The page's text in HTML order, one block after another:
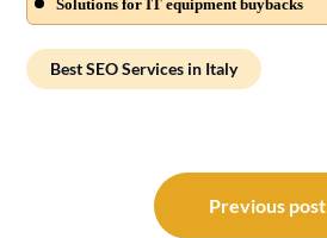
Solutions for IT equipment buybacks
Best SEO Services in Italy
navigation
Previous post